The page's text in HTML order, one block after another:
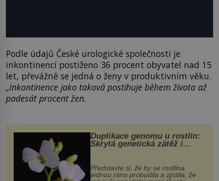
Podle údajů České urologické společnosti je
inkontinencí postiženo 36 procent obyvatel nad 15
let, převážně se jedná o ženy v produktivním věku.
„Inkontinence jako taková postihuje během života až
padesát procent žen.
Duplikace genomu u rostlin:
Skrytá genetická zátěž i
Představte si, že by se rostlina
jednou ráno probudila a zjistila, že